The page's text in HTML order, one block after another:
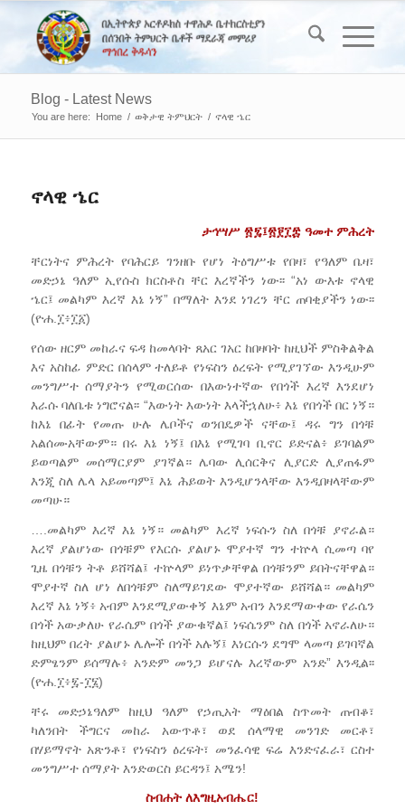
Blog - Latest News
You are here: Home / ወቅታዊ ትምህርት / ኖላዊ ኄር
ኖላዊ ኄር
ታኅሣሥ ፳፯፤፳፻፲፰ ዓመተ ምሕረት
ቸርነትና ምሕረት የባሕርይ ገንዘቡ የሆነ ትዕግሥቱ የበዛ፣ የዓለም ቤዛ፣
መድኃኔ ዓለም ኢየሱስ ክርስቶስ ቸር እረኛችን ነው፡፡ “አነ ውእቱ ኖላዊ
ኄር፤ መልካም እረኛ እኔ ነኝ” በማለት እንደ ነገረን ቸር ጠባቂያችን ነው፡፡
(ዮሐ.፲፥፲፩)
የሰው ዘርም መከራና ፍዳ ከመላባት ጸአር ገአር ከበዛባት ከዚህች ምስቅልቅል
እና አስከፊ ምድር በሰላም ተለይቶ የነፍስን ዕረፍት የሚያገኘው እንዲሁም
መንግሥተ ሰማያትን የሚወርሰው በእውነተኛው የበጎች እረኛ እንደሆነ
እራሱ ባለቤቱ ነግሮናል፡፡ “እውነት እውነት እላችኋለሁ፥ እኔ የበጎች በር ነኝ።
ከእኔ በፊት የመጡ ሁሉ ሌቦችና ወንበዴዎች ናቸው፤ ዳሩ ግን በጎቹ
አልሰሙአቸውም። በሩ እኔ ነኝ፤ በእኔ የሚገባ ቢኖር ይድናል፥ ይገባልም
ይወጣልም መሰማርያም ያገኛል። ሌባው ሊሰርቅና ሊያርድ ሊያጠፋም
እንጂ ስለ ሌላ አይመጣም፤ እኔ ሕይወት እንዲሆንላቸው እንዲበዛላቸውም
መጣሁ።
….መልካም እረኛ እኔ ነኝ። መልካም እረኛ ነፍሱን ስለ በጎቹ ያኖራል።
እረኛ ያልሆነው በጎቹም የእርሱ ያልሆኑ ሞያተኛ ግን ተኵላ ሲመጣ ባየ
ጊዜ በጎቹን ትቶ ይሸሻል፤ ተኵላም ይነጥቃቸዋል በጎቹንም ይበትናቸዋል።
ሞያተኛ ስለ ሆነ ለበጎቹም ስለማይገደው ሞያተኛው ይሸሻል። መልካም
እረኛ እኔ ነኝ፥ አብም እንደሚያውቀኝ እኔም አብን እንደማውቀው የራሴን
በጎች አውቃለሁ የራሴም በጎች ያውቁኛል፤ ነፍሴንም ስለ በጎች አኖራለሁ።
ከዚህም በረት ያልሆኑ ሌሎች በጎች አሉኝ፤ እነርሱን ደግሞ ላመጣ ይገባኛል
ድምፄንም ይሰማሉ፥ አንድም መንጋ ይሆናሉ እረኛውም አንድ” እንዲል፡፡
(ዮሐ.፲፥፯-፲፮)
ቸሩ መድኃኔዓለም ከዚህ ዓለም የኃጢአት ማዕበል ስጥመት ጠብቆ፣
ካለንበት ችግርና መከራ አውጥቶ፣ ወደ ሰላማዊ መንገድ መርቶ፣
በሃይማኖት አጽንቶ፣ የነፍስን ዕረፍት፣ መንፈሳዊ ፍሬ እንድናፈራ፣ ርስተ
መንግሥተ ሰማያት እንድወርስ ይርዳን፤ አሜን!
ስብሐት ለእግዚአብሔር!